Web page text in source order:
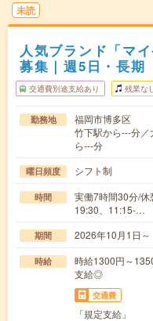
未読
人気ブランド「マ
募集｜週5日・長期
交通費別途支給あり 残業なし
勤務地
福岡市博多区
竹下駅から---分
ら---分
曜日頻度 シフト制
時間
実働7時間30分/
19:30、11:15-…
期間 2026年10月1日～
時給
時給1300円～
支給◎
交通費
「規定支給」